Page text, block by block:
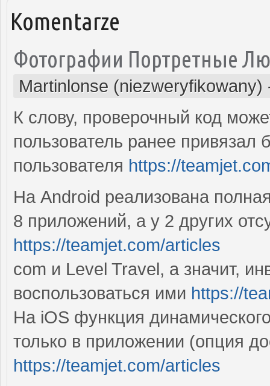
Komentarze
Фотографии Портретные
Martinlonse (niezweryfikowany)
К слову, проверочный код
пользователь ранее привязал
пользователя https://
На Android реализована
8 приложений, а у 2 других
https://teamjet.com/articles
com и Level Travel, а значит,
воспользоваться ими https://
На iOS функция
только в приложении (опция
https://teamjet.com/articles